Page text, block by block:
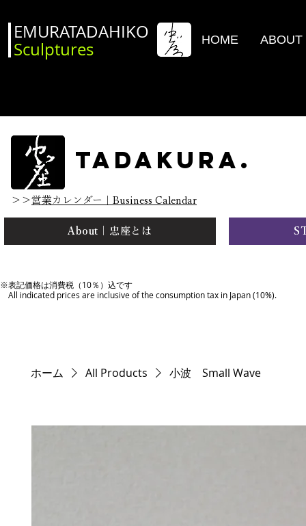
EMURATADAHIKO
Sculptures
HOME ABOUT
TADAKURA.
＞＞営業 カレンダー｜Business Calendar
About｜忠座とは
※表記価格は消費税（10％）込です
All indicated prices are inclusive of the consumption tax in Japan (10%).
ホーム All Products 小波 Small Wave